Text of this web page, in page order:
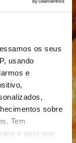
os seus
usando
e
sobre
Tem
e para que